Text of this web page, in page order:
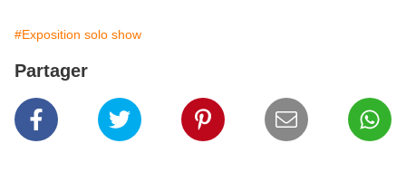
#Exposition solo show
Partager